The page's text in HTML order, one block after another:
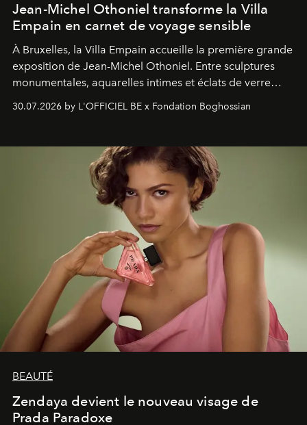
Jean-Michel Othoniel transforme la Villa
Empain en carnet de voyage sensible
À Bruxelles, la Villa Empain accueille la première grande
exposition de Jean-Michel Othoniel. Entre sculptures
monumentales, aquarelles intimes et éclats de verre
soufflé, l’artiste français compose un itinéraire
émotionnel où chaque œuvre devient le souvenir
émerveillement.
30.07.2026 by L'OFFICIEL BE x Fondation Boghossian
BEAUTÉ
Zendaya devient le nouveau visage de
Prada Paradoxe